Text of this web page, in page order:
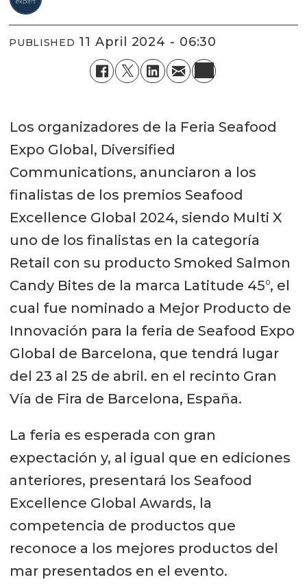
PUBLISHED 11 April 2024 - 06:30
Los organizadores de la Feria Seafood
Expo Global, Diversified
Communications, anunciaron a los
finalistas de los premios Seafood
Excellence Global 2024, siendo Multi X
uno de los finalistas en la categoría
Retail con su producto Smoked Salmon
Candy Bites de la marca Latitude 45°, el
cual fue nominado a Mejor Producto de
Innovación para la feria de Seafood Expo
Global de Barcelona, que tendrá lugar
del 23 al 25 de abril. en el recinto Gran
Vía de Fira de Barcelona, España.
La feria es esperada con gran
expectación y, al igual que en ediciones
anteriores, presentará los Seafood
Excellence Global Awards, la
competencia de productos que
reconoce a los mejores productos del
mar presentados en el evento.